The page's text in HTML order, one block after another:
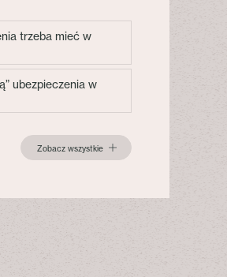
trzeba mieć w
ubezpieczenia w
Zobacz wszystkie